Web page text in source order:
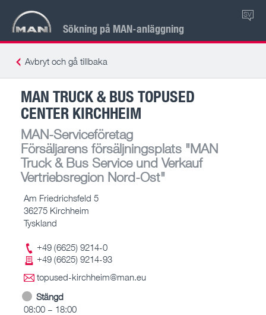
Sökning på MAN-anläggning
SV
Avbryt och gå tillbaka
MAN TRUCK & BUS TOPUSED
CENTER KIRCHHEIM
MAN-Serviceföretag
Försäljarens försäljningsplats "MAN
Truck & Bus Service und Verkauf
Vertriebsregion Nord-Ost"
Am Friedrichsfeld 5
36275 Kirchheim
Tyskland
+49 (6625) 9214-0
+49 (6625) 9214-93
topused-kirchheim@man.eu
Stängd
08:00 – 18:00